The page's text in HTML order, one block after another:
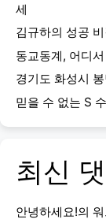
세
김규하의 성공
동교동계, 어디
경기도 화성시
믿을 수 없는 S
최신
안녕하세요!의